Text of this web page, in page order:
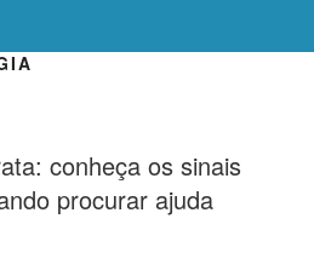
conheça os sinais
procurar ajuda